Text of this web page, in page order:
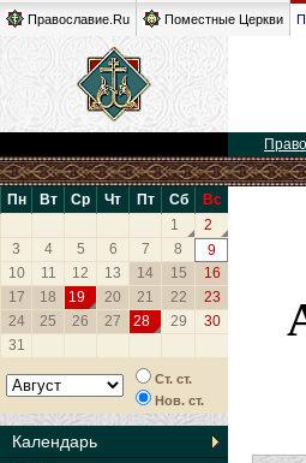
Православие.Ru Поместные Церкви
Пн Вт Ср Чт Пт Сб
Вс
1
2
3
4 5 6 7 8
9
10
11 12 13 14 15
16
17
18 19 20 21 22
23
24
25 26 27 28 29
30
31
Ст. ст.
Нов. ст.
Календарь